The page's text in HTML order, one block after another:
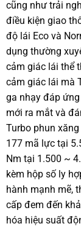
cũng như trải
điều kiện giao
độ lái Eco và
dụng thường
cảm giác lái thể
cảm giác lái mà
ga nhạy đáp
mới ra mắt và
Turbo phun
177 mã lực tại
Nm tại 1.500 ~
kèm hộp số ly
hành mạnh mẽ,
cấp đem đến
hóa hiệu suất